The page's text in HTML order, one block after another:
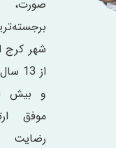
شهر
از
موفق